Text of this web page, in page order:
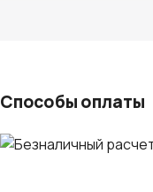
Способы оплаты